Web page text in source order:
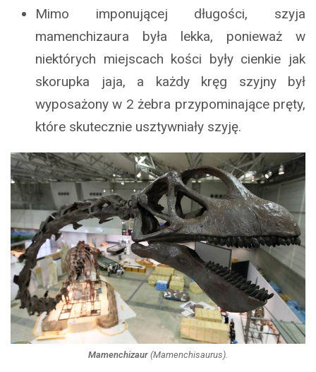
Mimo imponującej długości, szyja
mamenchizaura była lekka, ponieważ w
niektórych miejscach kości były cienkie jak
skorupka jaja, a każdy kręg szyjny był
wyposażony w 2 żebra przypominające pręty,
które skutecznie usztywniały szyję.
Mamenchizaur (Mamenchisaurus).